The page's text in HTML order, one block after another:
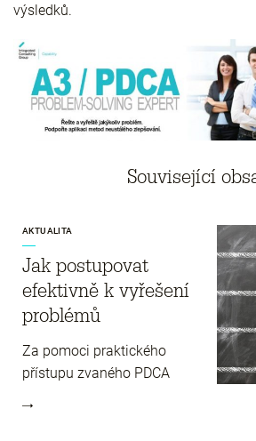
výsledků.
Související
AKTUALITA
Jak postupovat
efektivně k vyřešení
problémů
Za pomoci praktického
přístupu zvaného PDCA